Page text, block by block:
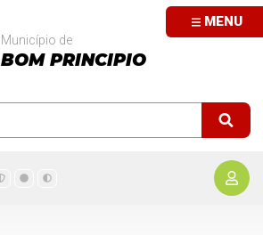
MENU
Município de
BOM PRINCIPIO